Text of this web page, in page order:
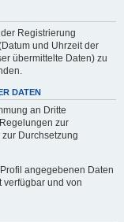
Registrierung
und Uhrzeit der
übermittelte Daten) zu
DATEN
an Dritte
zur
Durchsetzung
angegebenen Daten
verfügbar und von